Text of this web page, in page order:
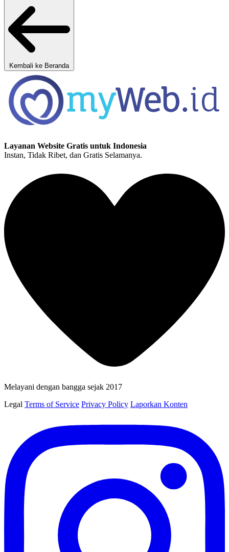
Kembali ke Beranda
Layanan Website Gratis untuk Indonesia
Instan, Tidak Ribet, dan Gratis Selamanya.
Melayani dengan bangga sejak 2017
Legal Terms of Service Privacy Policy Laporkan Konten